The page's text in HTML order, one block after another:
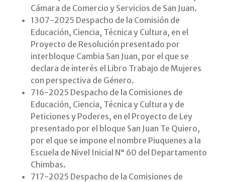
Cámara de Comercio y Servicios de San Juan.
1307-2025 Despacho de la Comisión de
Educación, Ciencia, Técnica y Cultura, en el
Proyecto de Resolución presentado por
interbloque Cambia San Juan, por el que se
declara de interés el Libro Trabajo de Mujeres
con perspectiva de Género.
716-2025 Despacho de la Comisiones de
Educación, Ciencia, Técnica y Cultura y de
Peticiones y Poderes, en el Proyecto de Ley
presentado por el bloque San Juan Te Quiero,
por el que se impone el nombre Piuquenes a la
Escuela de Nivel Inicial N° 60 del Departamento
Chimbas.
717-2025 Despacho de la Comisiones de